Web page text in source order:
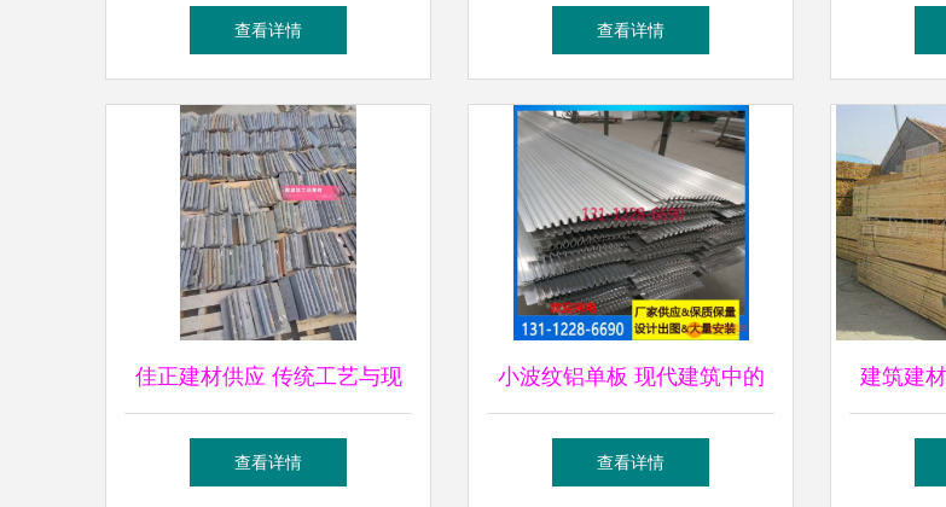
再生实验，开启城市本土循环
查看详情
紫铜板，解析厦门厂家实力与
查看详情
图、产
佳正建材供应 传统工艺与现
代需求的完美融合——鄄城县
查看详情
小波纹铝单板 现代建筑中的
定制化艺术
查看详情
建筑建